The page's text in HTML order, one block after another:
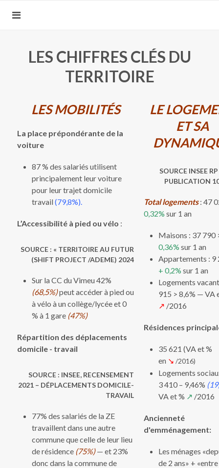
LES CHIFFRES CLÉS DU
TERRITOIRE
LES MOBILITÉS
La place prépondérante de la
voiture
87 % des salariés utilisent
principalement leur voiture
pour leur trajet domicile
travail(79,8%).
L’Accessibilité à pied ou vélo :
SOURCE : « TERRITOIRE AU FUTUR
(SHIFT PROJECT /ADEME) 2024
Sur la CC du Vimeu 42%
(68,5%)peut accéder à pied ou
à vélo à un collège/lycée et 0
% à 1 gare (47%)
Répartition des déplacements
domicile - travail
SOURCE : INSEE, RECENSEMENT
2021 – DÉPLACEMENTS DOMICILE-
TRAVAIL​​
77% des salariés de la ZE
travaillent dans une autre
commune que celle de leur lieu
de résidence (75%)— et 23%
donc dans la commune de
LE
ET SA
SOURCE INSEE
PUBLICATION
Total logements : 47
0,32% sur 1 an
Maisons : 37 790
0,36% sur 1 an
Appartements : 9
+ 0,2% sur 1 an
Logements
915 > 8,6% — VA
↗ /2016
Résidences
35 621 (VA et %
en ↘ /2016)
Logements
3 410 – 9,46%
VA et % ↗ /2016
Ancienneté
d'emménagement:
Les ménages
de 2 ans» +